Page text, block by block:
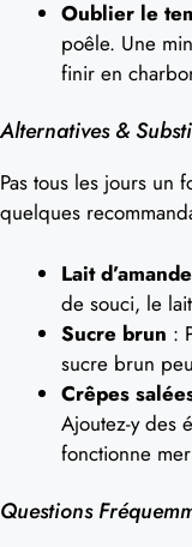
Oublier le
poêle. Une
finir en
Alternatives &
Pas tous les jours un
quelques
Lait d’amande
de souci, le
Sucre brun :
sucre brun
Crêpes
Ajoutez-y des
fonctionne
Questions